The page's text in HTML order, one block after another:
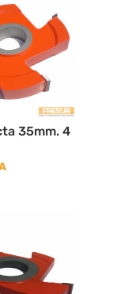
35mm. 4